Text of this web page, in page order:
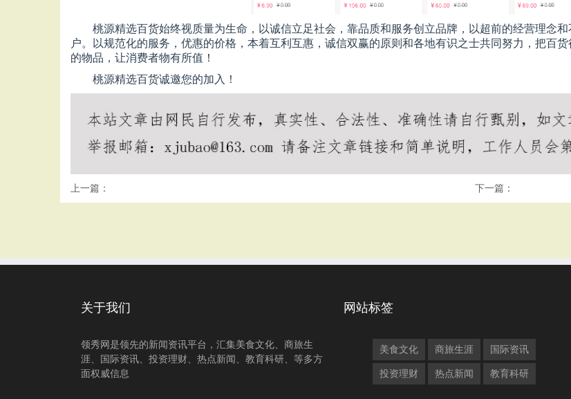
桃源精选百货始终视质量为生命，以诚信立足社会，靠品质和服务创立品牌，以超前的经营理念
户。以规范化的服务，优惠的价格，本着互利互惠，诚信双赢的原则和各地有识之士共同努力，把百
的物品，让消费者物有所值！
桃源精选百货诚邀您的加入！
上一篇： 下一篇：
关于我们
领秀网是领先的新闻资讯平台，汇集美食文化、商旅生
涯、国际资讯、投资理财、热点新闻、教育科研、等多方
面权威信息
网站标签
美食文化 商旅生涯 国际资讯
投资理财 热点新闻 教育科研